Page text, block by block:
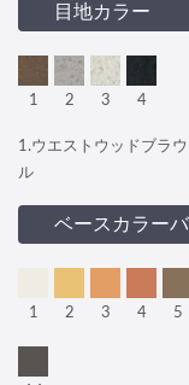
目地カラー
1 2 3 4
1.ウエストウッドブラ
ル
ベースカラー
1 2 3 4 5